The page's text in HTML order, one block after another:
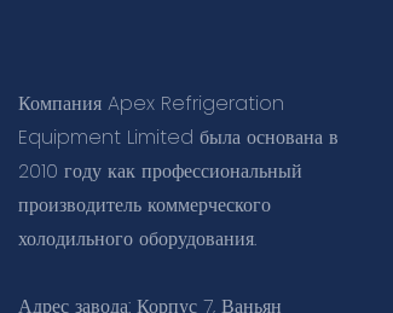
Компания Apex Refrigeration
Equipment Limited была основана в
2010 году как профессиональный
производитель коммерческого
холодильного оборудования.
Адрес завода: Корпус 7, Ваньян